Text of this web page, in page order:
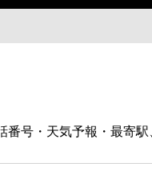
号・天気予報・最寄駅